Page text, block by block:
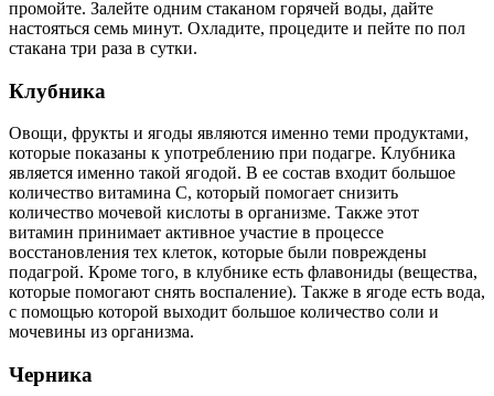
промойте. Залейте одним стаканом горячей воды, дайте
настояться семь минут. Охладите, процедите и пейте по пол
стакана три раза в сутки.
Клубника
Овощи, фрукты и ягоды являются именно теми продуктами,
которые показаны к употреблению при подагре. Клубника
является именно такой ягодой. В ее состав входит большое
количество витамина С, который помогает снизить
количество мочевой кислоты в организме. Также этот
витамин принимает активное участие в процессе
восстановления тех клеток, которые были повреждены
подагрой. Кроме того, в клубнике есть флавониды (вещества,
которые помогают снять воспаление). Также в ягоде есть вода,
с помощью которой выходит большое количество соли и
мочевины из организма.
Черника